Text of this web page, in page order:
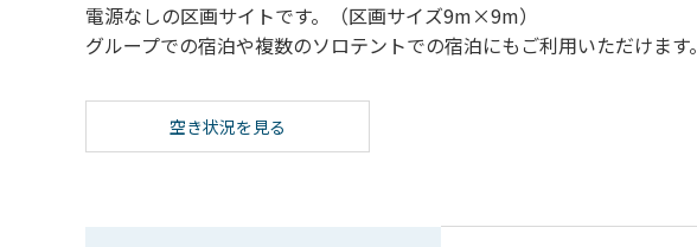
電源なしの区画サイトです。（区画サイズ9m×9m）
グループでの宿泊や複数のソロテントでの宿泊にもご利用いただけます。
空き状況を見る